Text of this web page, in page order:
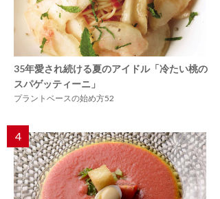
35年愛され続ける夏のアイドル「冷たい桃の
スパゲッティーニ」
プラントベースの始め方52
4